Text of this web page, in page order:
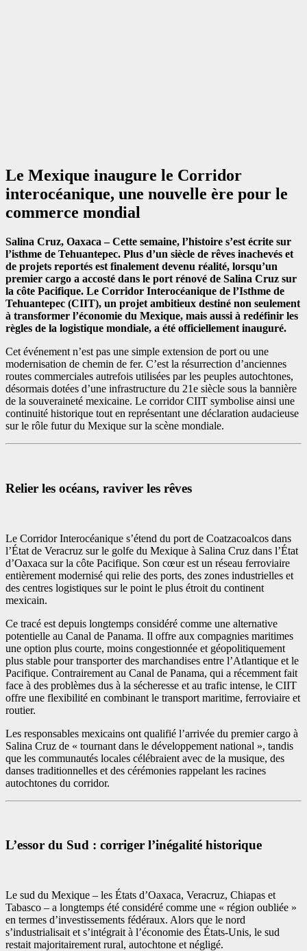
Le Mexique inaugure le Corridor
interocéanique, une nouvelle ère pour le
commerce mondial
Salina Cruz, Oaxaca – Cette semaine, l’histoire s’est écrite sur
l’isthme de Tehuantepec. Plus d’un siècle de rêves inachevés et
de projets reportés est finalement devenu réalité, lorsqu’un
premier cargo a accosté dans le port rénové de Salina Cruz sur
la côte Pacifique. Le Corridor Interocéanique de l’Isthme de
Tehuantepec (CIIT), un projet ambitieux destiné non seulement
à transformer l’économie du Mexique, mais aussi à redéfinir les
règles de la logistique mondiale, a été officiellement inauguré.
Cet événement n’est pas une simple extension de port ou une
modernisation de chemin de fer. C’est la résurrection d’anciennes
routes commerciales autrefois utilisées par les peuples autochtones,
désormais dotées d’une infrastructure du 21e siècle sous la bannière
de la souveraineté mexicaine. Le corridor CIIT symbolise ainsi une
continuité historique tout en représentant une déclaration audacieuse
sur le rôle futur du Mexique sur la scène mondiale.
Relier les océans, raviver les rêves
Le Corridor Interocéanique s’étend du port de Coatzacoalcos dans
l’État de Veracruz sur le golfe du Mexique à Salina Cruz dans l’État
d’Oaxaca sur la côte Pacifique. Son cœur est un réseau ferroviaire
entièrement modernisé qui relie des ports, des zones industrielles et
des centres logistiques sur le point le plus étroit du continent
mexicain.
Ce tracé est depuis longtemps considéré comme une alternative
potentielle au Canal de Panama. Il offre aux compagnies maritimes
une option plus courte, moins congestionnée et géopolitiquement
plus stable pour transporter des marchandises entre l’Atlantique et le
Pacifique. Contrairement au Canal de Panama, qui a récemment fait
face à des problèmes dus à la sécheresse et au trafic intense, le CIIT
offre une flexibilité en combinant le transport maritime, ferroviaire et
routier.
Les responsables mexicains ont qualifié l’arrivée du premier cargo à
Salina Cruz de « tournant dans le développement national », tandis
que les communautés locales célébraient avec de la musique, des
danses traditionnelles et des cérémonies rappelant les racines
autochtones du corridor.
L’essor du Sud : corriger l’inégalité historique
Le sud du Mexique – les États d’Oaxaca, Veracruz, Chiapas et
Tabasco – a longtemps été considéré comme une « région oubliée »
en termes d’investissements fédéraux. Alors que le nord
s’industrialisait et s’intégrait à l’économie des États-Unis, le sud
restait majoritairement rural, autochtone et négligé.